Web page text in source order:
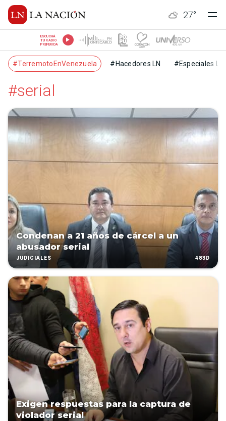
27°
ESCUCHÁ
TU RADIO
PREFERIDA
#TerremotoEnVenezuela #Hacedores LN #Especiales LN
#serial
Condenan a 21 años de cárcel a un
abusador serial
JUDICIALES 483D
Exigen respuestas para la captura de
violador serial